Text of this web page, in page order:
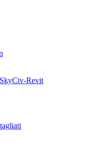
Revit